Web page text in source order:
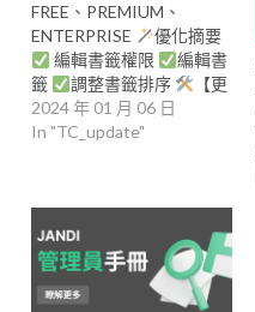
FREE、PREMIUM、
ENTERPRISE
優化摘要
編輯書籤權限
編輯書
籤
調整書籤排序
【更
新前】 任何人都可以管理
書籤，這樣會造成我們管
要刪除在建立很麻煩！ 目
前書籤的順序只能按照建
立順序排序，無法自行排
序不好管理常用的書籤。
為了提高「書籤」功能的
2024 年 01 月 06 日
In "TC_update"